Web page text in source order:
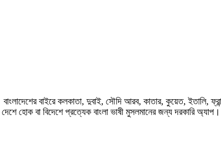
বাইরে কলকাতা, দুবাই, সৌদি আরব, কাতার, কুয়েত, ইতালি, ফ্রান্স,
হোক বা বিদেশে প্রত্যেক বাংলা ভাষী মুসলমানের জন্য দরকারি অ্যাপ।